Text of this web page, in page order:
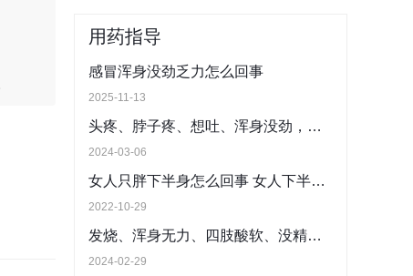
用药指导
感冒浑身没劲乏力怎么回事
2025-11-13
头疼、脖子疼、想吐、浑身没劲，是怎么回事
2024-03-06
女人只胖下半身怎么回事 女人下半身胖是什么原因
2022-10-29
发烧、浑身无力、四肢酸软、没精神是怎么回事
2024-02-29